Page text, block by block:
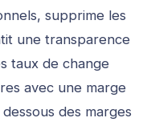
supprime les
une transparence
taux de change
avec une marge
des marges